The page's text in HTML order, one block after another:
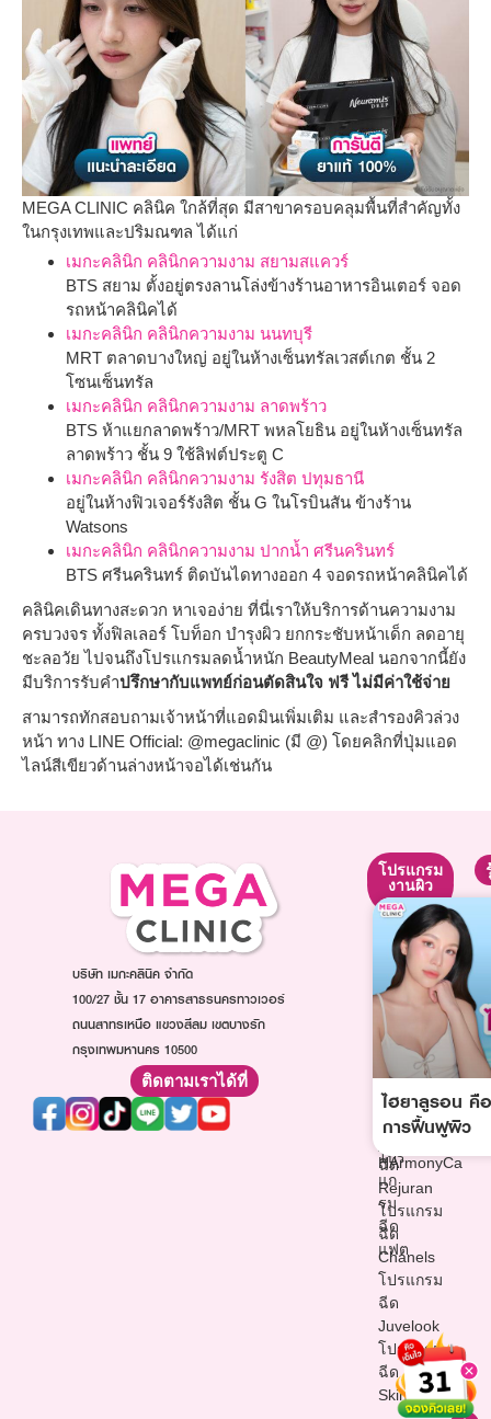
MEGA CLINIC คลินิค ใกล้ที่สุด มีสาขาครอบคลุมพื้นที่สำคัญทั้ง
ในกรุงเทพและปริมณฑล ได้แก่
เมกะคลินิก คลินิกความงาม สยามสแควร์
BTS สยาม ตั้งอยู่ตรงลานโล่งข้างร้านอาหารอินเตอร์ จอด
รถหน้าคลินิคได้
เมกะคลินิก คลินิกความงาม นนทบุรี
MRT ตลาดบางใหญ่ อยู่ในห้างเซ็นทรัลเวสต์เกต ชั้น 2
โซนเซ็นทรัล
เมกะคลินิก คลินิกความงาม ลาดพร้าว
BTS ห้าแยกลาดพร้าว/MRT พหลโยธิน อยู่ในห้างเซ็นทรัล
ลาดพร้าว ชั้น 9 ใช้ลิฟต์ประตู C
เมกะคลินิก คลินิกความงาม รังสิต ปทุมธานี
อยู่ในห้างฟิวเจอร์รังสิต ชั้น G ในโรบินสัน ข้างร้าน
Watsons
เมกะคลินิก คลินิกความงาม ปากน้ำ ศรีนครินทร์
BTS ศรีนครินทร์ ติดบันไดทางออก 4 จอดรถหน้าคลินิคได้
คลินิคเดินทางสะดวก หาเจอง่าย ที่นี่เราให้บริการด้านความงาม
ครบวงจร ทั้งฟิลเลอร์ โบท็อก บำรุงผิว ยกกระชับหน้าเด็ก ลดอายุ
ชะลอวัย ไปจนถึงโปรแกรมลดน้ำหนัก BeautyMeal นอกจากนี้ยัง
มีบริการรับคำปรึกษากับแพทย์ก่อนตัดสินใจ ฟรี ไม่มีค่าใช้จ่าย
สามารถทักสอบถามเจ้าหน้าที่แอดมินเพิ่มเติม และสำรองคิวล่วง
หน้า ทาง LINE Official: @megaclinic (มี @) โดยคลิกที่ปุ่มแอด
ไลน์สีเขียวด้านล่างหน้าจอได้เช่นกัน
บริษัท เมกะคลินิค จำกัด
100/27 ชั้น 17 อาคารสาธรนครทาวเวอร์
ถนนสาทรเหนือ แขวงสีลม เขตบางรัก
กรุงเทพมหานคร 10500
ติดตามเราได้ที่
โปรแกรม
ปรับรูป
หน้า
โปรแกรม
ฉีดโบท็
อก
โปร
แก
รม
ฉีด
เลอ
ร์
โปร
แก
รม
ฉีด
แฟต
โปรแกรม
ยกกระชับ
โปรแกรม
Ultraformer
โปรแกรม
Oligio
โปรแกรม
Thermage
โปรแกรม
ฉีด
Sculptra
โปรแกรม
HArmonyCa
โปรแกรม
งานผิว
โปรแกรม
ฉีดหน้า
ใส
โปรแกรม
ฉีดออร่า
ไวท์
โปรแกรม
ฉีด
วิตามิน
โปรแกรม
ฉีด
Rejuran
โปรแกรม
ฉีด
Chanels
โปรแกรม
ฉีด
Juvelook
โปรแกรม
ฉีด
Skinvive
ไฮยาลูรอน คื
การฟื้นฟูผิว